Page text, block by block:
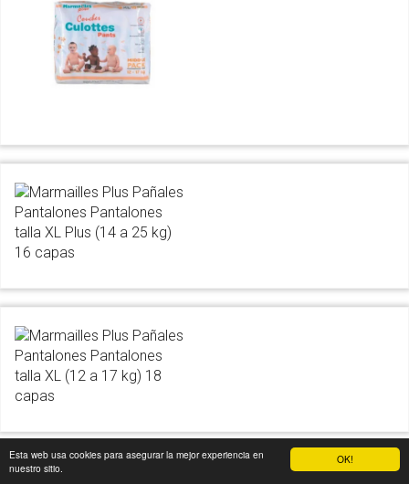
OK!
Esta web usa cookies para asegurar la mejor experiencia en
nuestro sitio.